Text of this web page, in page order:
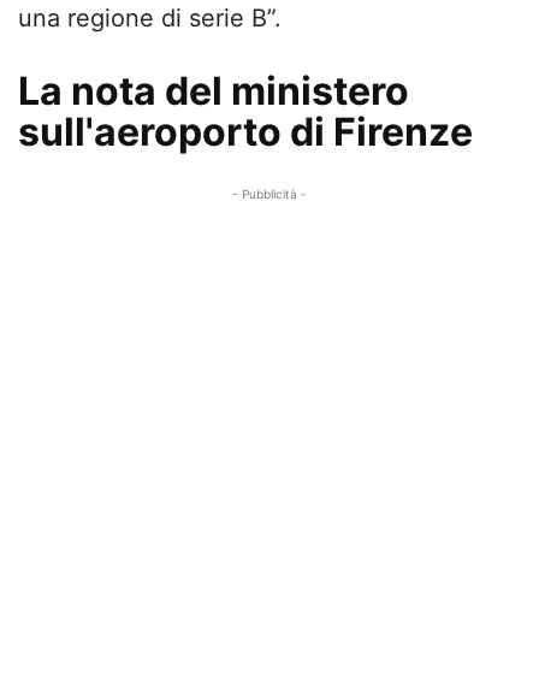
una regione di serie B”.
La nota del ministero
sull'aeroporto di Firenze
- Pubblicità -